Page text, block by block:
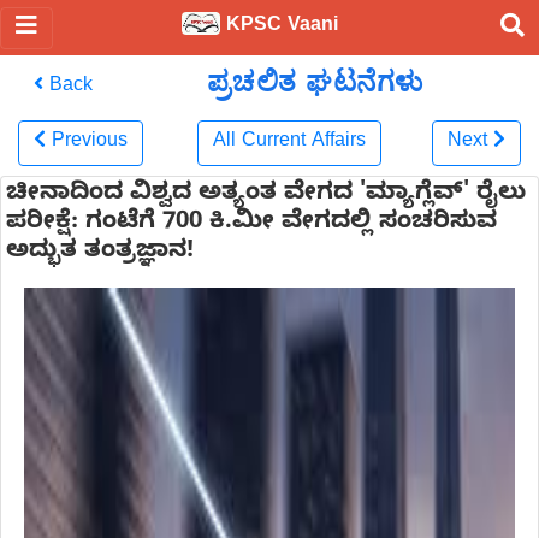
KPSC Vaani
Back ಪ್ರಚಲಿತ ಘಟನೆಗಳು
Previous All Current Affairs Next
ಚೀನಾದಿಂದ ವಿಶ್ವದ ಅತ್ಯಂತ ವೇಗದ 'ಮ್ಯಾಗ್ಲೆವ್' ರೈಲು
ಪರೀಕ್ಷೆ: ಗಂಟೆಗೆ 700 ಕಿ.ಮೀ ವೇಗದಲ್ಲಿ ಸಂಚರಿಸುವ
ಅದ್ಭುತ ತಂತ್ರಜ್ಞಾನ!